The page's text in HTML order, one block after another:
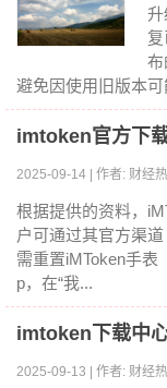
升
布
避免因使用旧版本
imtoken官方下
2025-09-14 | 作者: 财经热
根据提供的资料，
户可通过其官方渠
需重置iMToken手表
p，在“我...
imtoken下载中
2025-09-13 | 作者: 财经热